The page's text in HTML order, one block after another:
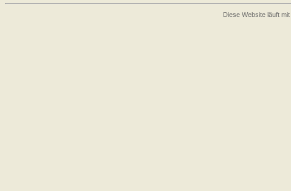
Diese Website läuft mit